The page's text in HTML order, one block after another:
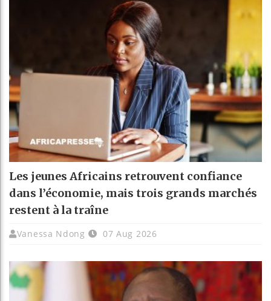
Les jeunes Africains retrouvent confiance
dans l’économie, mais trois grands marchés
restent à la traîne
Vanessa Ndong 07 Aug 2026